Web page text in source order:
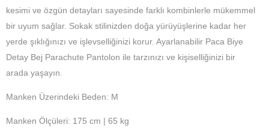
kesimi ve özgün detayları sayesinde farklı kombinlerle mükemmel
bir uyum sağlar. Sokak stilinizden doğa yürüyüşlerine kadar her
yerde şıklığınızı ve işlevselliğinizi korur. Ayarlanabilir Paca Biye
Detay Bej Parachute Pantolon ile tarzınızı ve kişiselliğinizi bir
arada yaşayın.
Manken Üzerindeki Beden: M
Manken Ölçüleri: 175 cm | 65 kg